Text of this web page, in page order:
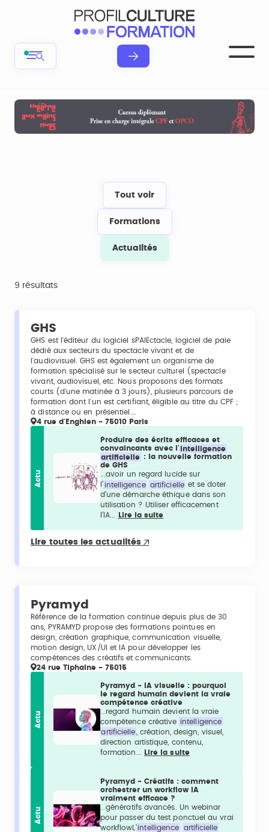
Tout voir
Formations
Actualités
9 résultats
GHS
GHS est l'éditeur du logiciel sPAIEctacle, logiciel de paie
dédié aux secteurs du spectacle vivant et de
l'audiovisuel. GHS est également un organisme de
formation spécialisé sur le secteur culturel (spectacle
vivant, audiovisuel, etc. Nous proposons des formats
courts (d'une matinée à 3 jours), plusieurs parcours de
formation dont l'un est certifiant, éligible au titre du CPF ;
à distance ou en présentiel.…
4 rue d'Enghien - 75010 Paris
Actu
Produire des écrits efficaces et
convaincants avec l'intelligence
artificielle : la nouvelle formation
de GHS
...avoir un regard lucide sur
l’intelligence artificielle et se doter
d’une démarche éthique dans son
utilisation ? Utiliser efficacement
l’IA...
Lire la suite
Lire toutes les actualités
Pyramyd
Référence de la formation continue depuis plus de 30
ans, PYRAMYD propose des formations pointues en
design, création graphique, communication visuelle,
motion design, UX/UI et IA pour développer les
compétences des créatifs et communicants.
24 rue Tiphaine - 75015
Actu
Pyramyd - IA visuelle : pourquoi
le regard humain devient la vraie
compétence créative
...regard humain devient la vraie
compétence créative intelligence
artificielle
, création, design, visuel,
direction artistique, contenu,
formation...
Lire la suite
Actu
Pyramyd - Créatifs : comment
orchestrer un workflow IA
vraiment efficace ?
...génératifs avancés. Un webinar
pour passer du test ponctuel au vrai
workflowL’intelligence
artificielle